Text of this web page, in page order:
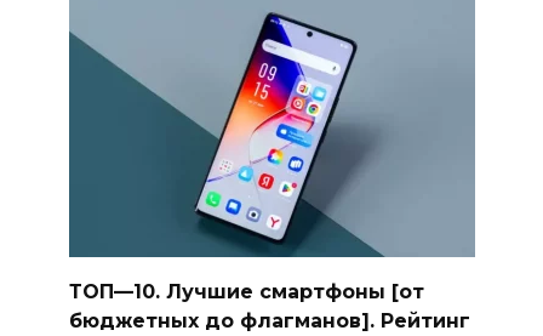
ТОП—10. Лучшие смартфоны [от
бюджетных до флагманов]. Рейтинг